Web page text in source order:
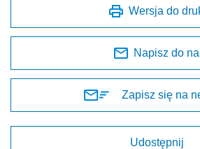
Wersja do
Napisz do
Zapisz się na
Udostępnij